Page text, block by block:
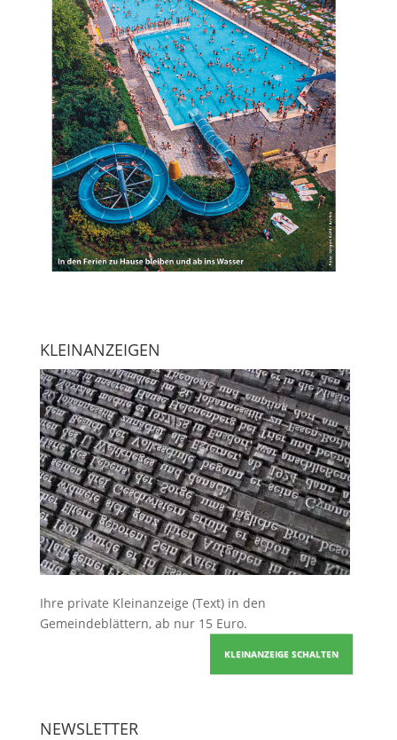
KLEINANZEIGEN
Ihre private Kleinanzeige (Text) in den
Gemeindeblättern, ab nur 15 Euro.
KLEINANZEIGE SCHALTEN
NEWSLETTER